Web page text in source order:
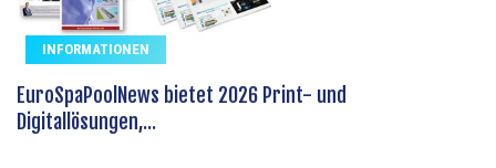
INFORMATIONEN
EuroSpaPoolNews bietet 2026 Print- und
Digitallösungen,...